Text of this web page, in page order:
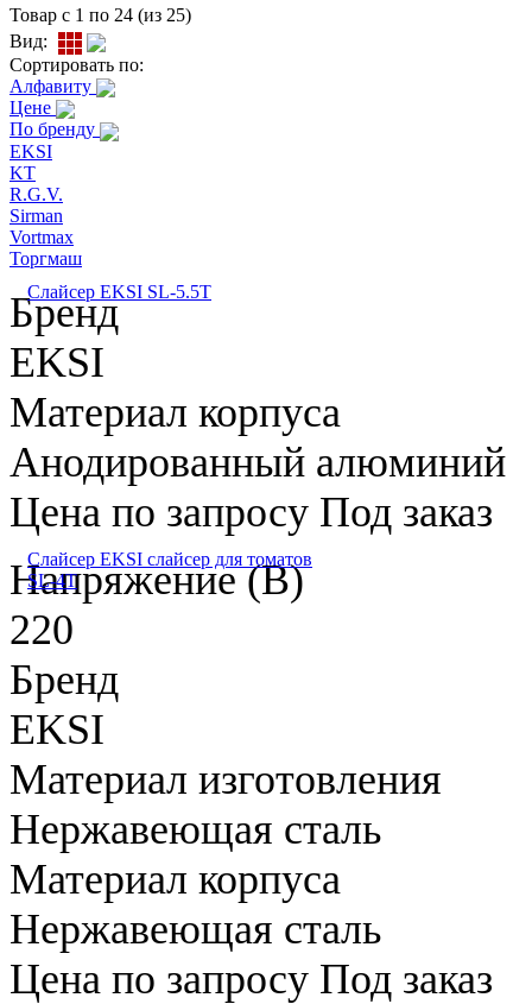
Товар с 1 по 24 (из 25)
Вид:
Сортировать по:
Алфавиту
Цене
По бренду
EKSI
KT
R.G.V.
Sirman
Vortmax
Торгмаш
Слайсер EKSI SL-5.5T
Бренд
EKSI
Материал корпуса
Анодированный алюминий
Цена по запросу Под заказ
Слайсер EKSI слайсер для томатов
SL-4T
Напряжение (В)
220
Бренд
EKSI
Материал изготовления
Нержавеющая сталь
Материал корпуса
Нержавеющая сталь
Цена по запросу Под заказ